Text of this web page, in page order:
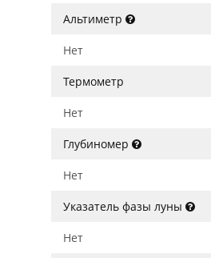
Альтиметр
Нет
Термометр
Нет
Глубиномер
Нет
Указатель фазы луны
Нет